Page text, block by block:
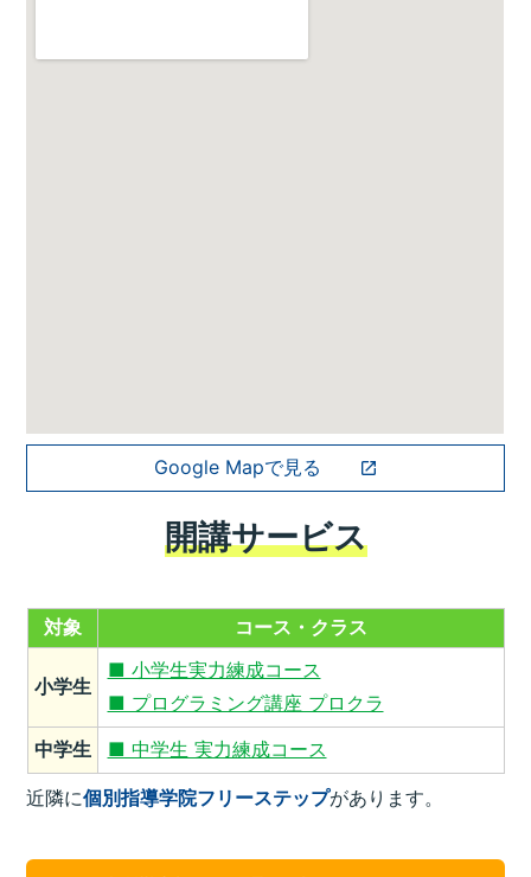
Google Mapで見る
開講サービス
対象 コース・クラス
小学生
■ 小学生実力練成コース
■ プログラミング講座 プロクラ
中学生
■ 中学生 実力練成コース
近隣に個別指導学院フリーステップがあります。